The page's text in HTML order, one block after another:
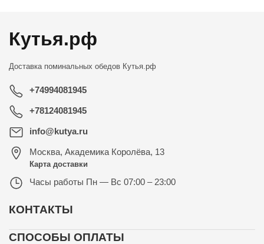
Кутья.рф
Доставка поминальных обедов Кутья.рф
+74994081945
+78124081945
info@kutya.ru
Москва, Академика Королёва, 13
Карта доставки
Часы работы Пн — Вс 07:00 – 23:00
КОНТАКТЫ
СПОСОБЫ ОПЛАТЫ